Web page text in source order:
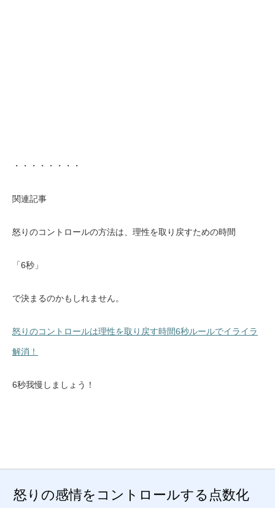
・・・・・・・・
関連記事
怒りのコントロールの方法は、理性を取り戻すための時間
「6秒」
で決まるのかもしれません。
怒りのコントロールは理性を取り戻す時間6秒ルールでイライラ
解消！
6秒我慢しましょう！
怒りの感情をコントロールする点数化